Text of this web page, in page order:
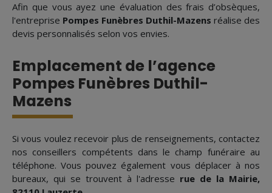
Afin que vous ayez une évaluation des frais d’obsèques,
l'entreprise Pompes Funèbres Duthil-Mazens réalise des
devis personnalisés selon vos envies.
Emplacement de l’agence
Pompes Funèbres Duthil-
Mazens
Si vous voulez recevoir plus de renseignements, contactez
nos conseillers compétents dans le champ funéraire au
téléphone. Vous pouvez également vous déplacer à nos
bureaux, qui se trouvent à l'adresse rue de la Mairie,